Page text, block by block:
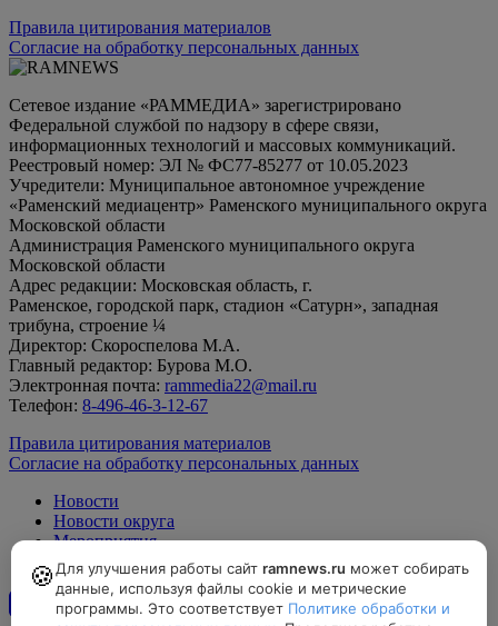
Правила цитирования материалов
Согласие на обработку персональных данных
Сетевое издание «РАММЕДИА» зарегистрировано
Федеральной службой по надзору в сфере связи,
информационных технологий и массовых коммуникаций.
Реестровый номер: ЭЛ № ФС77-85277 от 10.05.2023
Учредители: Муниципальное автономное учреждение
«Раменский медиацентр» Раменского муниципального округа
Московской области
Администрация Раменского муниципального округа
Московской области
Адрес редакции: Московская область, г.
Раменское, городской парк, стадион «Сатурн», западная
трибуна, строение ¼
Директор: Скороспелова М.А.
Главный редактор: Бурова М.О.
Электронная почта: rammedia22@mail.ru
Телефон: 8-496-46-3-12-67
Правила цитирования материалов
Согласие на обработку персональных данных
Новости
Новости округа
Мероприятия
Официально
12+
🍪 Для улучшения работы сайт ramnews.ru может собирать
данные, используя файлы cookie и метрические
программы. Это соответствует Политике обработки и